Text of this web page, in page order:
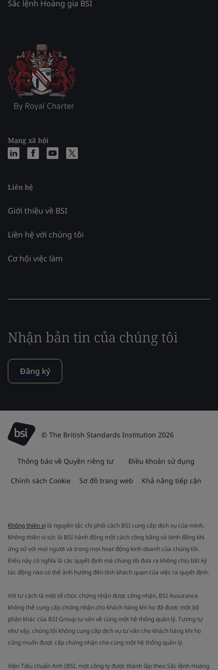
Sắc lệnh Hoàng gia BSI
Mạng xã hội
Liên hệ
Giới thiệu về BSI
Liên hệ với chúng tôi
Cơ hội việc làm
Nhận bản tin của chúng tôi
Đăng ký
© The British Standards Institution 2026
Thông báo về Quyền riêng tư Điều khoản sử dụng
Chính sách Cookie Sơ đồ trang web Khả năng tiếp cận
Không thiên vị là nguyên tắc chi phối cách BSI cung cấp dịch vụ của mình.
Không thiên vị tức là BSI hành động một cách công bằng và bình đẳng khi
ứng xử với mọi người và trong mọi hoạt động kinh doanh của chúng tôi.
Điều này có nghĩa là các quyết định mà chúng tôi đưa ra không chịu bất kỳ
tác động nào có thể ảnh hưởng đến tính khách quan của việc ra quyết định.
Với tư cách là một tổ chức chứng nhận được công nhận, BSI Assurance
không thể cung cấp chứng nhận cho khách hàng khi họ đã được một bộ
phận khác của BSI Group tư vấn về cùng một hệ thống quản lý. Tương tự
như vậy, chúng tôi không cung cấp dịch vụ tư vấn cho khách hàng khi họ
cũng muốn được cấp chứng nhận cho cùng một hệ thống quản lý.
Viện Tiêu chuẩn Anh (BSI, một công ty được thành lập theo Sắc lệnh Hoàng